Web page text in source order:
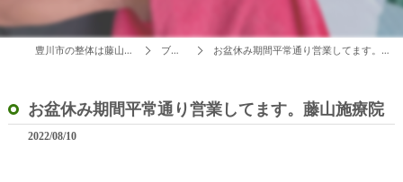
豊川市の整体は藤山施療院 ブログ お盆休み期間平常通り営業してます。藤山施療院
お盆休み期間平常通り営業してます。藤山施療院
2022/08/10